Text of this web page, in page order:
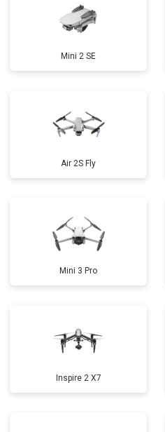
Mini 2 SE
Air 2S Fly
Mini 3 Pro
Inspire 2 X7